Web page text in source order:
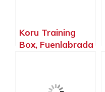
Koru Training
Box, Fuenlabrada